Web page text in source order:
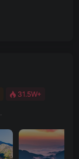
31.5W+